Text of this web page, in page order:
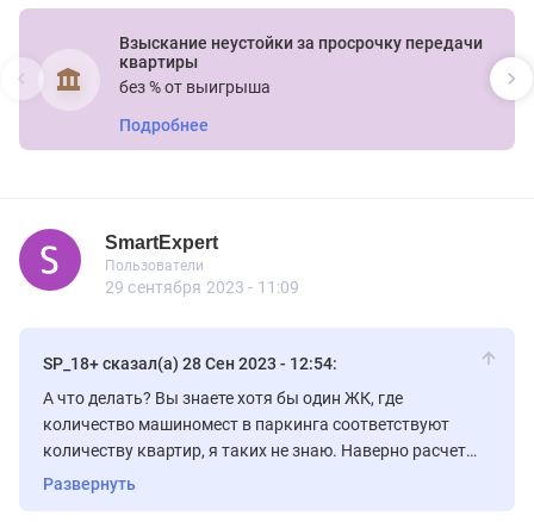
Взыскание неустойки за просрочку передачи
квартиры
без % от выигрыша
Подробнее
SmartExpert
SmartExpert
Пользователи
Новичок
Пользователи
15 сообщений
29 сентября 2023 - 11:09
SP_18+ сказал(а) 28 Сен 2023 - 12:54:
А что делать? Вы знаете хотя бы один ЖК, где
количество машиномест в паркинга соответствуют
количеству квартир, я таких не знаю. Наверно расчет
делается на то, что квартиры здесь недорогие и
Развернуть